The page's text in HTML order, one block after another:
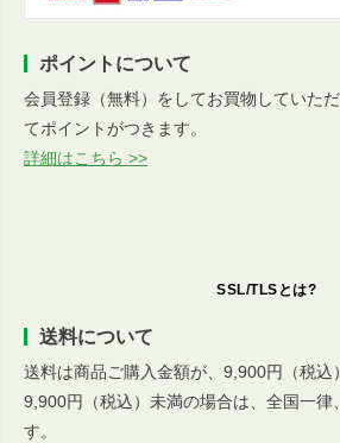
ポイントについて
会員登録（無料）をしてお買物していた
てポイントがつきます。
詳細はこちら >>
SSL/TLSとは?
送料について
送料は商品ご購入金額が、9,900円（税込
9,900円（税込）未満の場合は、全国一律
す。